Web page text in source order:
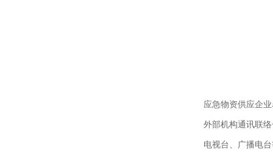
应急物资供应企业
外部机构通讯联络
电视台、广播电台